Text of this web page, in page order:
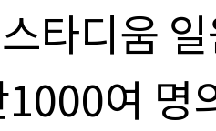
타디움
여 명